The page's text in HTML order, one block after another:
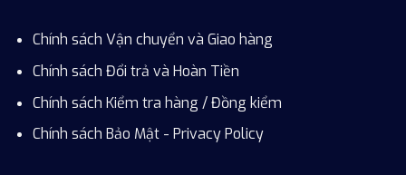
Chính sách Vận chuyển và Giao hàng
Chính sách Đổi trả và Hoàn Tiền
Chính sách Kiểm tra hàng / Đồng kiểm
Chính sách Bảo Mật - Privacy Policy